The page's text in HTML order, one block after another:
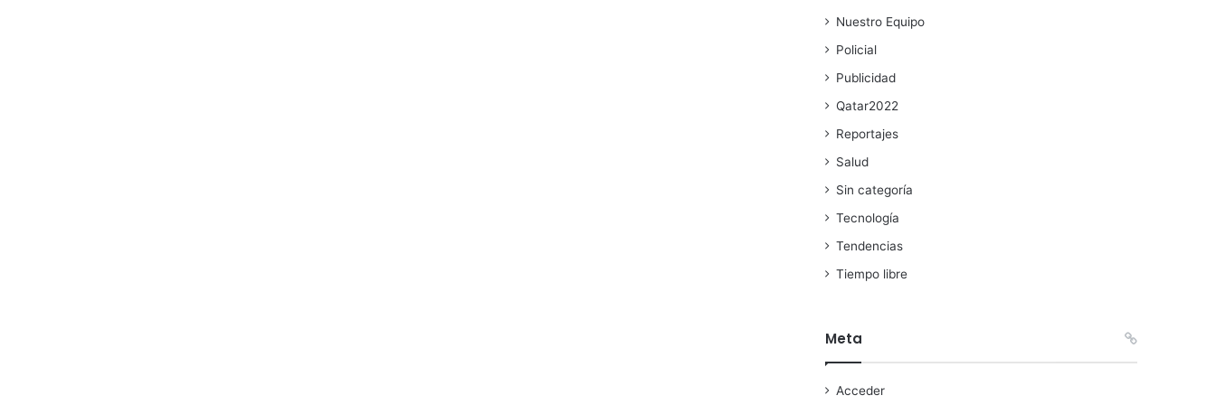
Nuestro Equipo
Policial
Publicidad
Qatar2022
Reportajes
Salud
Sin categoría
Tecnología
Tendencias
Tiempo libre
Meta
Acceder